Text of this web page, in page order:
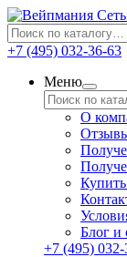
+7 (495) 032-36-63
Меню
О
Блог и
+7 (495)